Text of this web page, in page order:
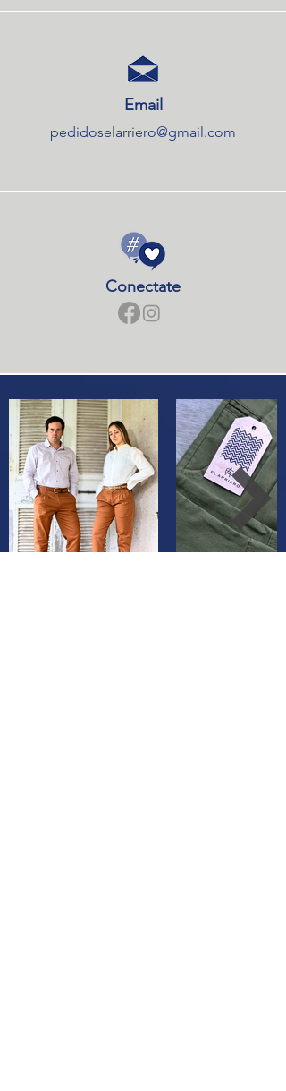
Email
pedidoselarriero@gmail.com
Conectate